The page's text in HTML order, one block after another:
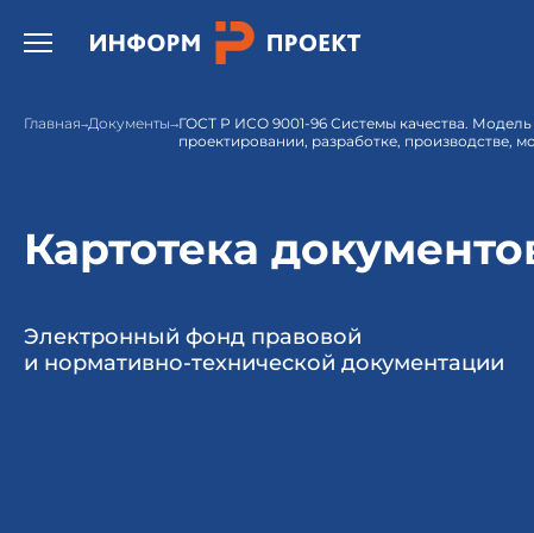
Открыть бургер меню.
Главная Документы ГОСТ Р ИСО 9001-96 Системы качества. Модель
проектировании, разработке, производстве,
Картотека
Электронный фонд правовой
и нормативно-технической документации